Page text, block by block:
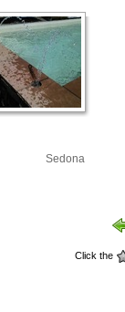
Sedona
Click the